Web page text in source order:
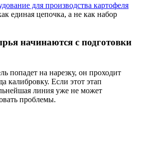
для производства картофеля
единая цепочка, а не как набор
начинаются с подготовки
попадет на нарезку, он проходит
калибровку. Если этот этап
линия уже не может
проблемы.